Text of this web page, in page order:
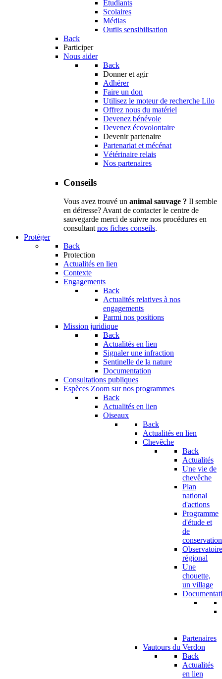
Etudiants
Scolaires
Médias
Outils sensibilisation
Back
Participer
Nous aider
Back
Donner et agir
Adhérer
Faire un don
Utilisez le moteur de recherche Lilo
Offrez nous du matériel
Devenez bénévole
Devenez écovolontaire
Devenir partenaire
Partenariat et mécénat
Vétérinaire relais
Nos partenaires
Conseils
Vous avez trouvé un animal sauvage ? Il semble
en détresse? Avant de contacter le centre de
sauvegarde merci de suivre nos procédures en
consultantnos fiches conseils.
Protéger
Back
Protection
Actualités en lien
Contexte
Engagements
Back
Actualités relatives à nos
engagements
Parmi nos positions
Mission juridique
Back
Actualités en lien
Signaler une infraction
Sentinelle de la nature
Documentation
Consultations publiques
Espèces Zoom sur nos programmes
Back
Actualités en lien
Oiseaux
Back
Actualités en lien
Chevêche
Back
Actualités
Une vie de
chevêche
Plan
national
d'actions
Programme
d'étude et
de
conservation
Observatoire
régional
Une
chouette,
un village
Partenaires
Vautours du Verdon
Back
Actualités
en lien